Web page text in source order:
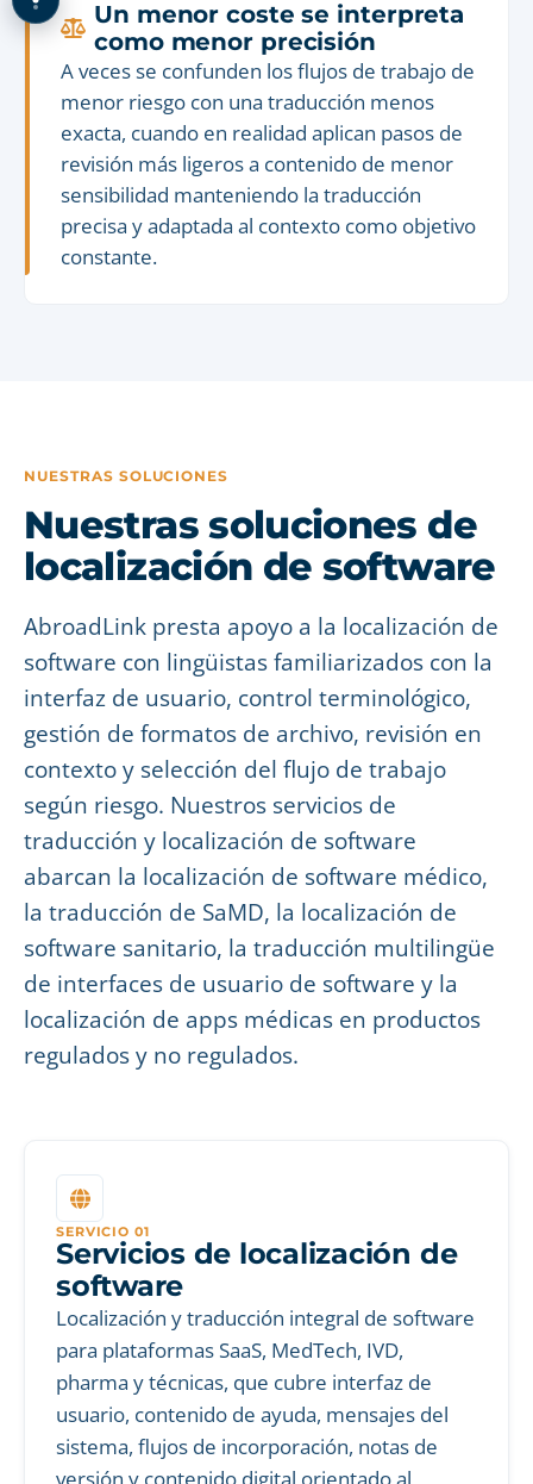
Un menor coste se interpreta
como menor precisión
A veces se confunden los flujos de trabajo de
menor riesgo con una traducción menos
exacta, cuando en realidad aplican pasos de
revisión más ligeros a contenido de menor
sensibilidad manteniendo la traducción
precisa y adaptada al contexto como objetivo
constante.
NUESTRAS SOLUCIONES
Nuestras soluciones de
localización de software
AbroadLink presta apoyo a la localización de
software con lingüistas familiarizados con la
interfaz de usuario, control terminológico,
gestión de formatos de archivo, revisión en
contexto y selección del flujo de trabajo
según riesgo. Nuestros servicios de
traducción y localización de software
abarcan la localización de software médico,
la traducción de SaMD, la localización de
software sanitario, la traducción multilingüe
de interfaces de usuario de software y la
localización de apps médicas en productos
regulados y no regulados.
SERVICIO 01
Servicios de localización de
software
Localización y traducción integral de software
para plataformas SaaS, MedTech, IVD,
pharma y técnicas, que cubre interfaz de
usuario, contenido de ayuda, mensajes del
sistema, flujos de incorporación, notas de